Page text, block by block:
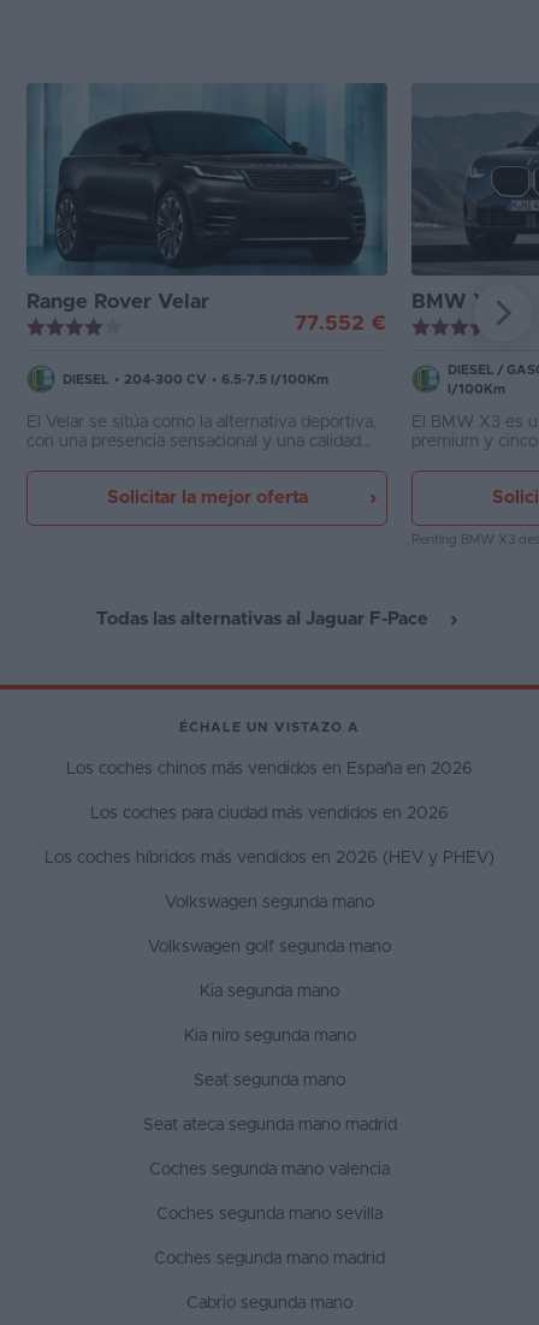
Range Rover Velar
77.552 €
DIESEL • 204-300 CV • 6.5-7.5 l/100Km
El Velar se sitúa como la alternativa deportiva,
con una presencia sensacional y una calidad
más clásicos Range Rover y Range Rover
Sport, contando también con tecnología
microhíbrida MHEV.
Solicitar la mejor oferta
BMW X3
DIESEL /
l/100Km
El BMW X3 es
premium y
trasera o total,
y gasolina con
Renting BMW X3
Todas las alternativas al Jaguar F-Pace
ÉCHALE UN VISTAZO A
Los coches chinos más vendidos en España en 2026
Los coches para ciudad más vendidos en 2026
Los coches híbridos más vendidos en 2026 (HEV y PHEV)
Volkswagen segunda mano
Volkswagen golf segunda mano
Kia segunda mano
Kia niro segunda mano
Seat segunda mano
Seat ateca segunda mano madrid
Coches segunda mano valencia
Coches segunda mano sevilla
Coches segunda mano madrid
Cabrio segunda mano